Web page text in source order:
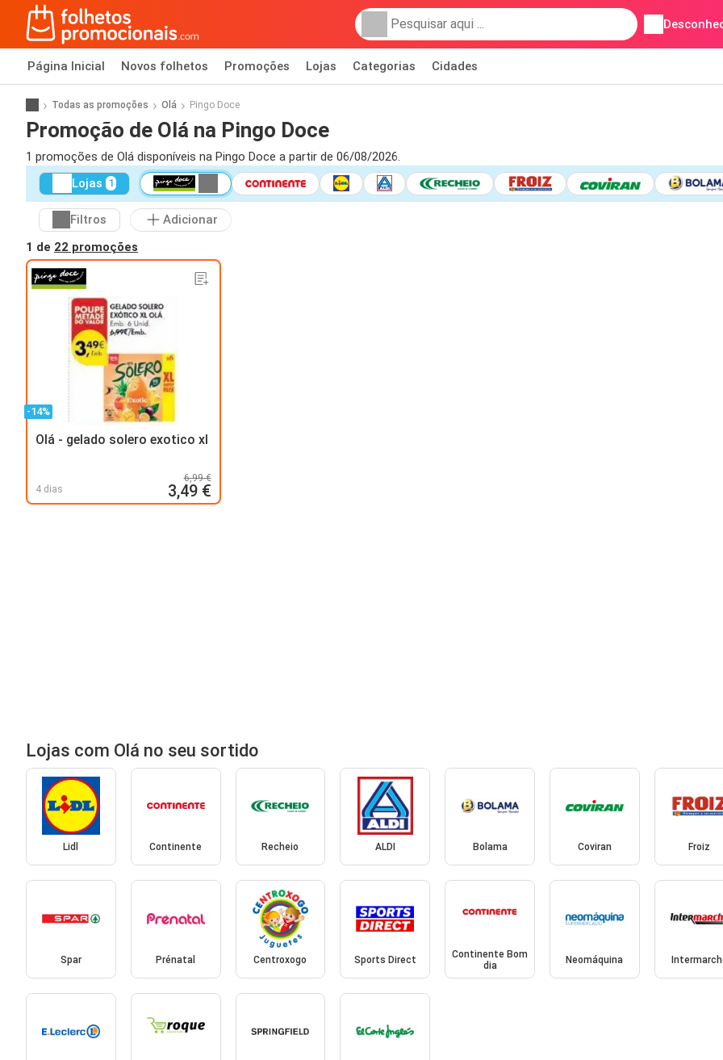
Página Inicial Novos folhetos Promoções Lojas Categorias Cidades
Todas as promoções Olá Pingo Doce
Promoção de Olá na Pingo Doce
1 promoções de Olá disponíveis na Pingo Doce a partir de 06/08/2026.
Lojas 1
Filtros
Adicionar
1 de 22 promoções
-14%
Olá - gelado solero exotico xl
4 dias
6,99 €
3,49 €
Lojas com Olá no seu sortido
Lidl Continente Recheio ALDI Bolama Coviran Froiz
Spar Prénatal Centroxogo Sports Direct
Continente Bom
dia
Neomáquina